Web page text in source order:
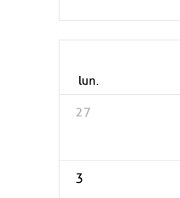
lun.
27
3